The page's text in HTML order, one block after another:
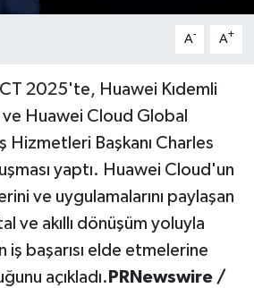
A- A+
2025'te, Huawei Kıdemli
ve Huawei Cloud Global
Hizmetleri Başkanı Charles
yaptı. Huawei Cloud'un
ve uygulamalarını paylaşan
ve akıllı dönüşüm yoluyla
başarısı elde etmelerine
açıkladı. PRNewswire /